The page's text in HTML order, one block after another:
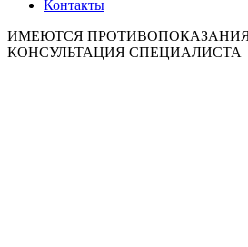
Контакты
ИМЕЮТСЯ
КОНСУЛЬТАЦИЯ СПЕЦИАЛИСТА